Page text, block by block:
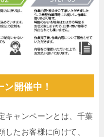
開催中！
キャンペーンとは、千葉
したお客様に向けて、